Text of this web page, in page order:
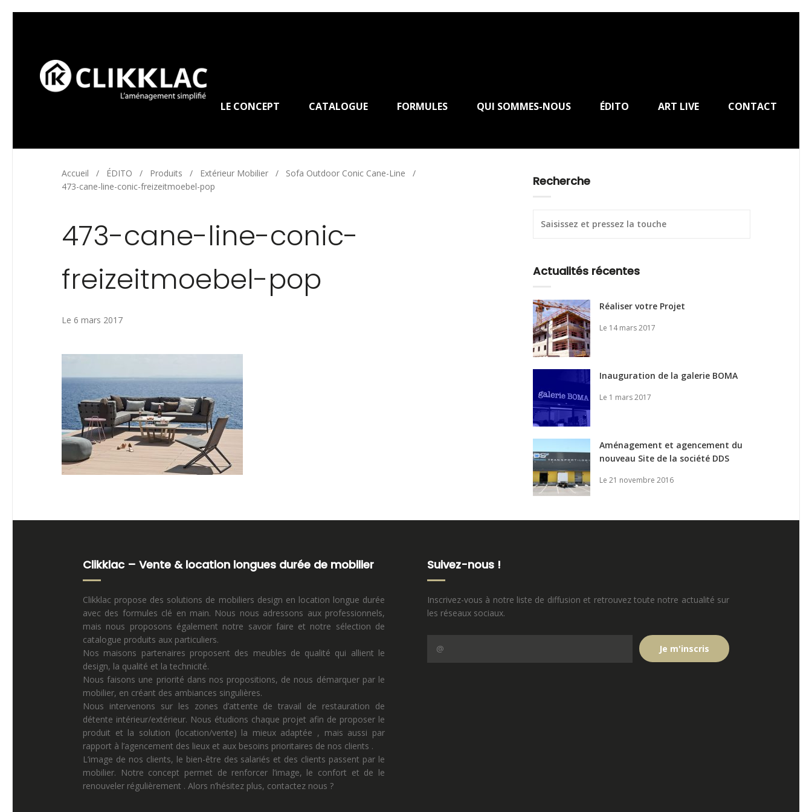
LE CONCEPT CATALOGUE FORMULES QUI SOMMES-NOUS ÉDITO ART LIVE CONTACT
Accueil / ÉDITO / Produits / Extérieur Mobilier / Sofa Outdoor Conic Cane-Line /
473-cane-line-conic-freizeitmoebel-pop
473-cane-line-conic-
freizeitmoebel-pop
Le 6 mars 2017
Recherche
Actualités récentes
Réaliser votre Projet
Le 14 mars 2017
Inauguration de la galerie BOMA
Le 1 mars 2017
Aménagement et agencement du
nouveau Site de la société DDS
Le 21 novembre 2016
Clikklac – Vente & location longues durée de mobilier
Clikklac propose des solutions de mobiliers design en location longue durée
avec des formules clé en main. Nous nous adressons aux professionnels,
mais nous proposons également notre savoir faire et notre sélection de
catalogue produits aux particuliers.
Nos maisons partenaires proposent des meubles de qualité qui allient le
design, la qualité et la technicité.
Nous faisons une priorité dans nos propositions, de nous démarquer par le
mobilier, en créant des ambiances singulières.
Nous intervenons sur les zones d’attente de travail de restauration de
détente intérieur/extérieur. Nous étudions chaque projet afin de proposer le
produit et la solution (location/vente) la mieux adaptée , mais aussi par
rapport à l’agencement des lieux et aux besoins prioritaires de nos clients .
L’image de nos clients, le bien-être des salariés et des clients passent par le
mobilier. Notre concept permet de renforcer l’image, le confort et de le
renouveler régulièrement . Alors n’hésitez plus, contactez nous ?
Suivez-nous !
Inscrivez-vous à notre liste de diffusion et retrouvez toute notre actualité sur
les réseaux sociaux.